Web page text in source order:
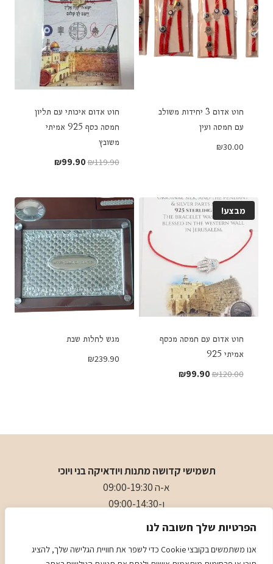
הפרטיות שלך חשובה לנו
אנו משתמשים בקובצי Cookie כדי לשפר את חוויית הגלישה שלך, להציג
חוט אדום 3 יחידות משולב
עם חמסה ועין
₪30.00
חוט אדום איכותי עם תליון
חמסה כסף 925 אמיתי
משובץ
₪119.90
המחיר ₪99.90 המחיר
₪99.90.
מבצע!
חוט אדום עם חמסה מכסף
אמיתי 925
₪120.00
המחיר ₪99.90 המחיר
מגש לחלות שבת
₪239.90
תשמישי קדושה מתנות ויודאיקה בני ויוכי
א-ה 09:00-19:30
ו-09:00-14:30
- 0509501282
: כיכר המייסדים 4 ראשון לציון (ליד הבית כנסת הגדול)